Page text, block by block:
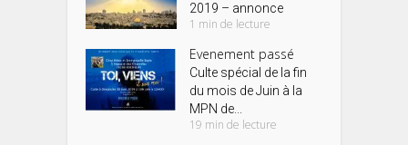
2019 – annonce
1 min de lecture
Evenement passé
Culte spécial de la fin
du mois de Juin à la
MPN de...
19 min de lecture